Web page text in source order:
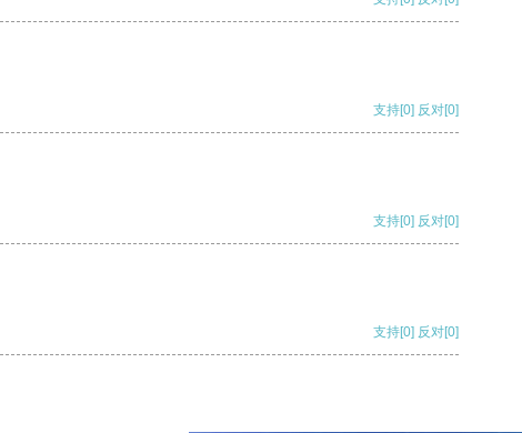
支持[0] 反对[0]
支持[0] 反对[0]
支持[0] 反对[0]